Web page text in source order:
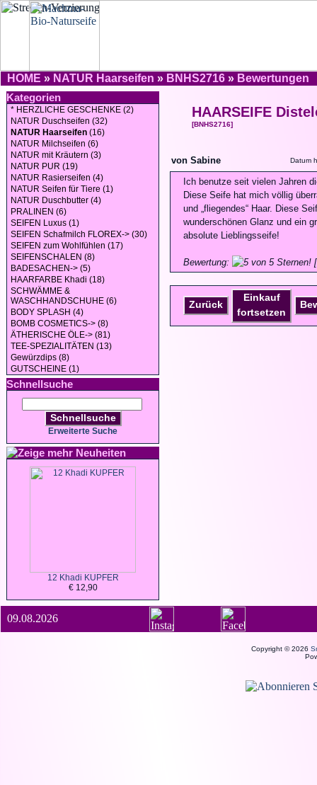
HOME » NATUR Haarseifen » BNHS2716 » Bewertungen
Kategorien
* HERZLICHE GESCHENKE (2)
NATUR Duschseifen (32)
NATUR Haarseifen (16)
NATUR Milchseifen (6)
NATUR mit Kräutern (3)
NATUR PUR (19)
NATUR Rasierseifen (4)
NATUR Seifen für Tiere (1)
NATUR Duschbutter (4)
PRALINEN (6)
SEIFEN Luxus (1)
SEIFEN Schafmilch FLOREX-> (30)
SEIFEN zum Wohlfühlen (17)
SEIFENSCHALEN (8)
BADESACHEN-> (5)
HAARFARBE Khadi (18)
SCHWÄMME &
WASCHHANDSCHUHE (6)
BODY SPLASH (4)
BOMB COSMETICS-> (8)
ÄTHERISCHE ÖLE-> (81)
TEE-SPEZIALITÄTEN (13)
Gewürzdips (8)
GUTSCHEINE (1)
Schnellsuche
Schnellsuche
Erweiterte Suche
Neuheiten
12 Khadi KUPFER
€ 12,90
HAARSEIFE
[BNHS2716]
von Sabine Datum
Ich benutze seit vielen Jahren
Diese Seife hat mich völlig
und „fliegendes“ Haar. Diese
wunderschönen Glanz und ein
absolute Lieblingsseife!
Bewertung:
Zurück
Einkauf
fortsetzen
09.08.2026
Copyright © 2026